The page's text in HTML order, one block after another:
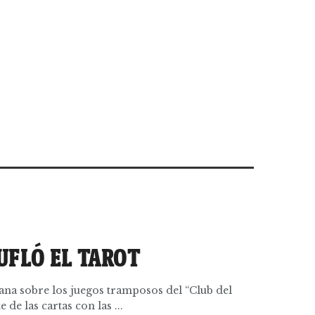
EL TAROT
sobre los juegos tramposos del “Club del
de las cartas con las ...